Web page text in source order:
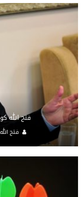
فتح الله
فتح